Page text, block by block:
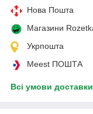
Нова Пошта
Магазини
Укрпошта
Meest ПОШТА
Всі умови доставки